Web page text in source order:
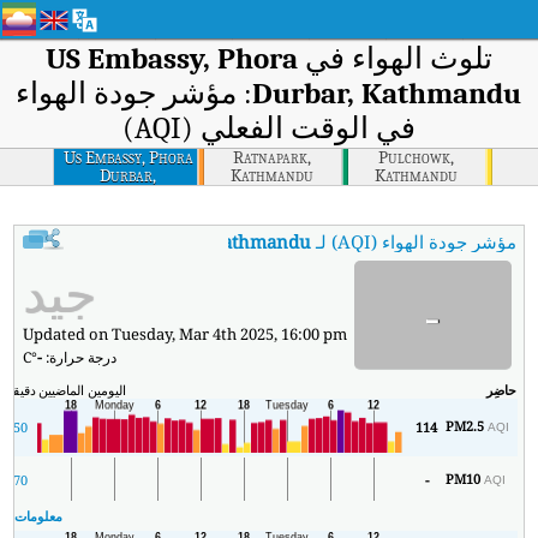
تلوث الهواء في US Embassy, Phora
Durbar, Kathmandu: مؤشر جودة الهواء
في الوقت الفعلي (AQI)
Us Embassy, Phora
Durbar,
Kathmandu
Ratnapark,
Kathmandu
Pulchowk,
Kathmandu
مؤشر جودة الهواء (AQI) لـ Embassy, Phora Durbar, Kathmandu
- جيد
Updated on Tuesday, Mar 4th 2025, 16:00 pm
درجة حرارة:-
°C
حاضِر اليومين الماضيين دقيقة
PM2.5AQI
114
50
PM10AQI
70
معلومات